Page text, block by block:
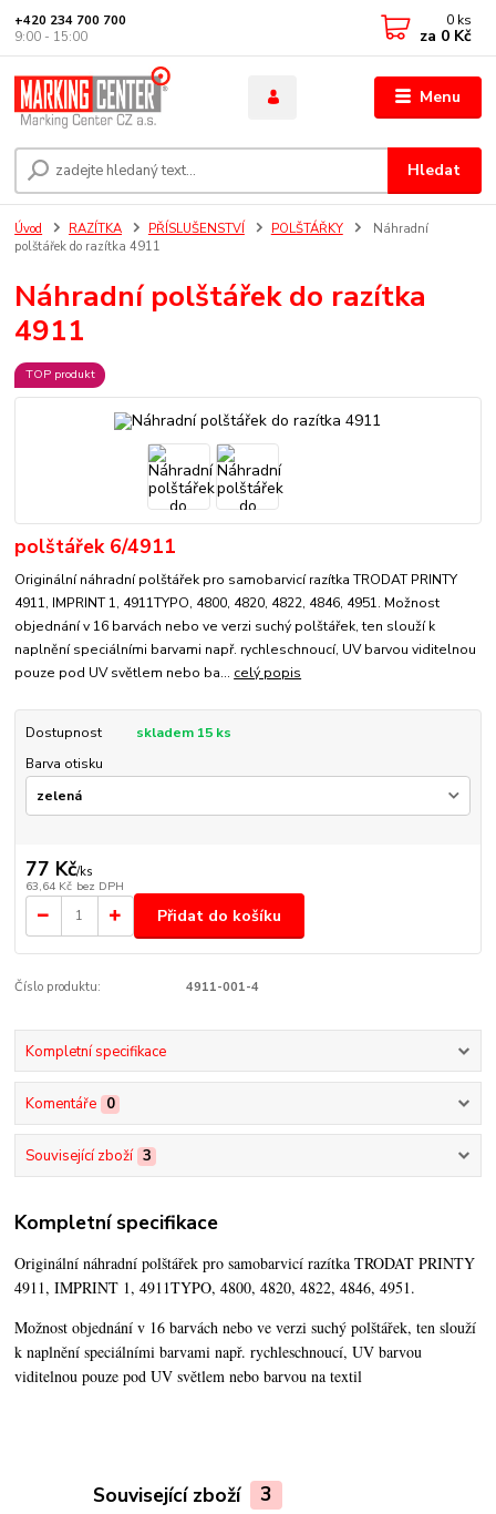
Menu
Hledat
+420 234 700 700
9:00 - 15:00
0 ks
za 0 Kč
Úvod RAZÍTKA PŘÍSLUŠENSTVÍ POLŠTÁŘKY
Náhradní
polštářek do razítka 4911
Náhradní polštářek do razítka
4911
TOP produkt
polštářek 6/4911
Originální náhradní polštářek pro samobarvicí razítka TRODAT PRINTY
4911, IMPRINT 1, 4911TYPO, 4800, 4820, 4822, 4846, 4951. Možnost
objednání v 16 barvách nebo ve verzi suchý polštářek, ten slouží k
naplnění speciálními barvami např. rychleschnoucí, UV barvou viditelnou
pouze pod UV světlem nebo ba... celý popis
Dostupnost
skladem 15 ks
Barva otisku
77 Kč/ks
63,64 Kč bez DPH
Přidat do košíku
Číslo produktu: 4911-001-4
Kompletní specifikace
Komentáře 0
Související zboží 3
Kompletní specifikace
Originální náhradní polštářek pro samobarvicí razítka TRODAT PRINTY
4911, IMPRINT 1, 4911TYPO, 4800, 4820, 4822, 4846, 4951.
Možnost objednání v 16 barvách nebo ve verzi suchý polštářek,ten slouží
k naplnění speciálními barvami např. rychleschnoucí, UV barvou
viditelnou pouze pod UV světlem nebo barvou na textil
Související zboží 3